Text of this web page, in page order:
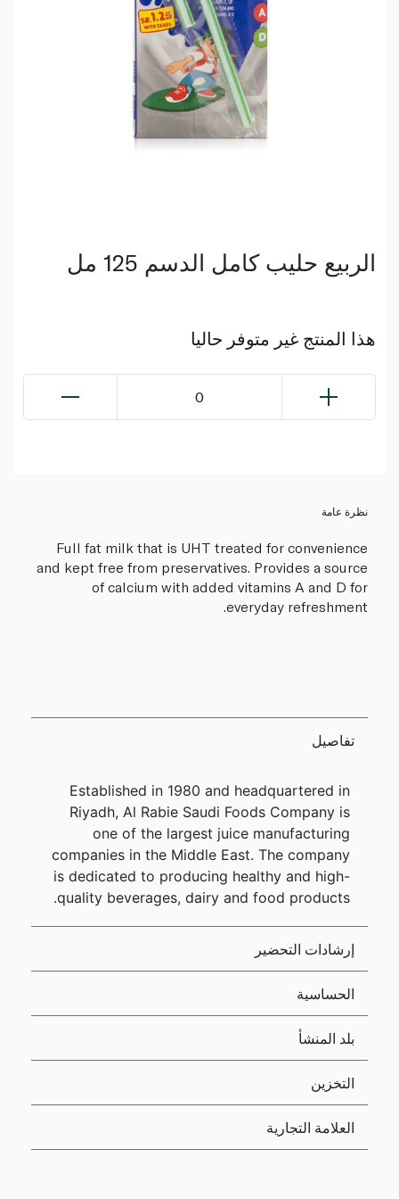
الربيع حليب كامل الدسم 125 مل
هذا المنتج غير متوفر حاليا
0
نظرة عامة
Full fat milk that is UHT treated for convenience
and kept free from preservatives. Provides a source
of calcium with added vitamins A and D for
everyday refreshment.
تفاصيل
Established in 1980 and headquartered in
Riyadh, Al Rabie Saudi Foods Company is
one of the largest juice manufacturing
companies in the Middle East. The company
is dedicated to producing healthy and high-
quality beverages, dairy and food products.
إرشادات التحضير
الحساسية
بلد المنشأ
التخزين
العلامة التجارية